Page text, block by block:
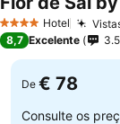
4 EstrelasHotel
8,7 Excelente
De € 78
Consulte os